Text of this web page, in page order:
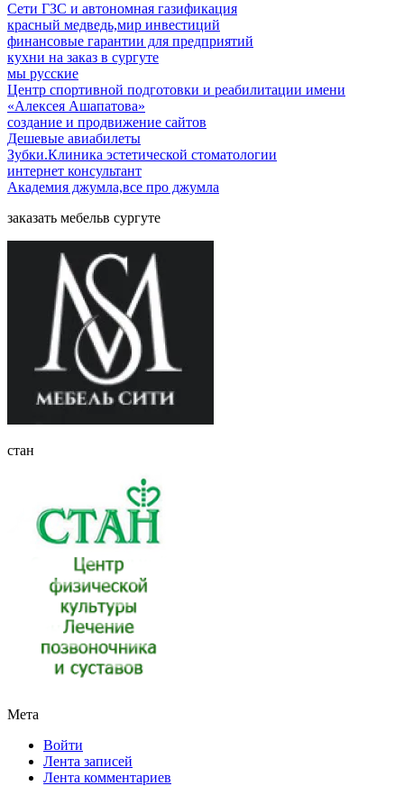
Сети ГЗС и автономная газификация
красный медведь,мир инвестиций
финансовые гарантии для предприятий
кухни на заказ в сургуте
мы русские
Центр спортивной подготовки и реабилитации имени
«Алексея Ашапатова»
создание и продвижение сайтов
Дешевые авиабилеты
Зубки.Клиника эстетической стоматологии
интернет консультант
Академия джумла,все про джумла
заказать мебельв сургуте
стан
Мета
Войти
Лента записей
Лента комментариев